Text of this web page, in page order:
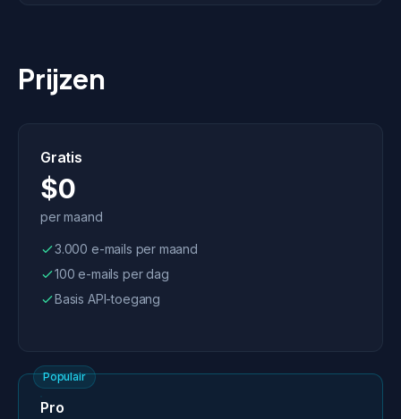
Prijzen
Gratis
$0
per maand
3.000 e-mails per maand
100 e-mails per dag
Basis API-toegang
Populair
Pro